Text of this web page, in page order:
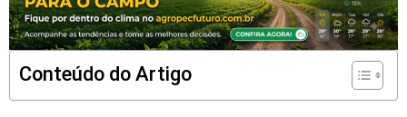
Conteúdo do Artigo